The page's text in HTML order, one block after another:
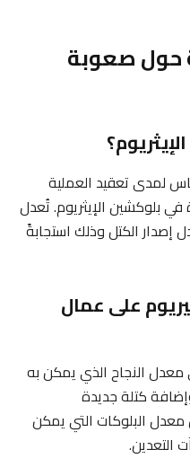
حول صعوبة
لمدى تعقيد العملية
في بلوكشين الإيثريوم. تُعدل
إصدار الكتل وذلك استجابةً
على عمال
معدل النجاح الذي يمكن به
كتلة جديدة
معدل البلوكات التي يمكن
التعدين.